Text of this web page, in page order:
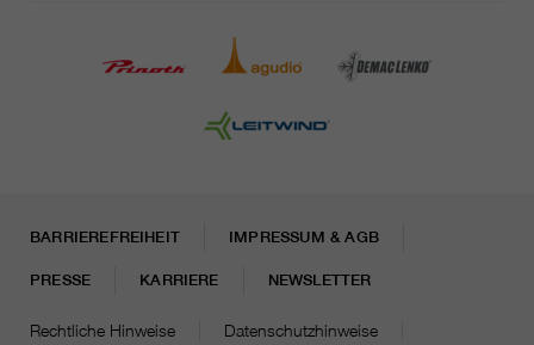
BARRIEREFREIHEIT IMPRESSUM & AGB
PRESSE KARRIERE NEWSLETTER
Rechtliche Hinweise Datenschutzhinweise